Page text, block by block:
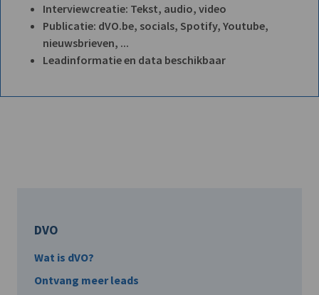
Interviewcreatie: Tekst, audio, video
Publicatie: dVO.be, socials, Spotify, Youtube,
nieuwsbrieven, ...
Leadinformatie en data beschikbaar
DVO
Wat is dVO?
Ontvang meer leads